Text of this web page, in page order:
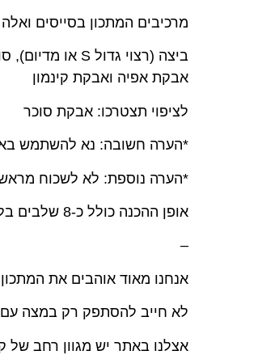
מרכיבים המתכון בסייסים
ביצה (רצוי גדול S או מדיום), סוכר, שמן, סילאן, אגוזי מלך טחונים, קמח מצה, קמח תפוח אדמה,
אבקת אפיה ואבקת קינמון
לציפוי תצטרכו: אבקת סוכר
*הערה חשובה: נא להשתמש
*הערה נוספת: לא לשכוח מראש
אופן ההכנה כולל כ-8 שלבים בלבד, פשוט לא? 🙂
–
אנחנו מאוד אוהבים את
לא חייב להסתפק רק במצה עם
אצלנו באתר יש מגוון רחב של